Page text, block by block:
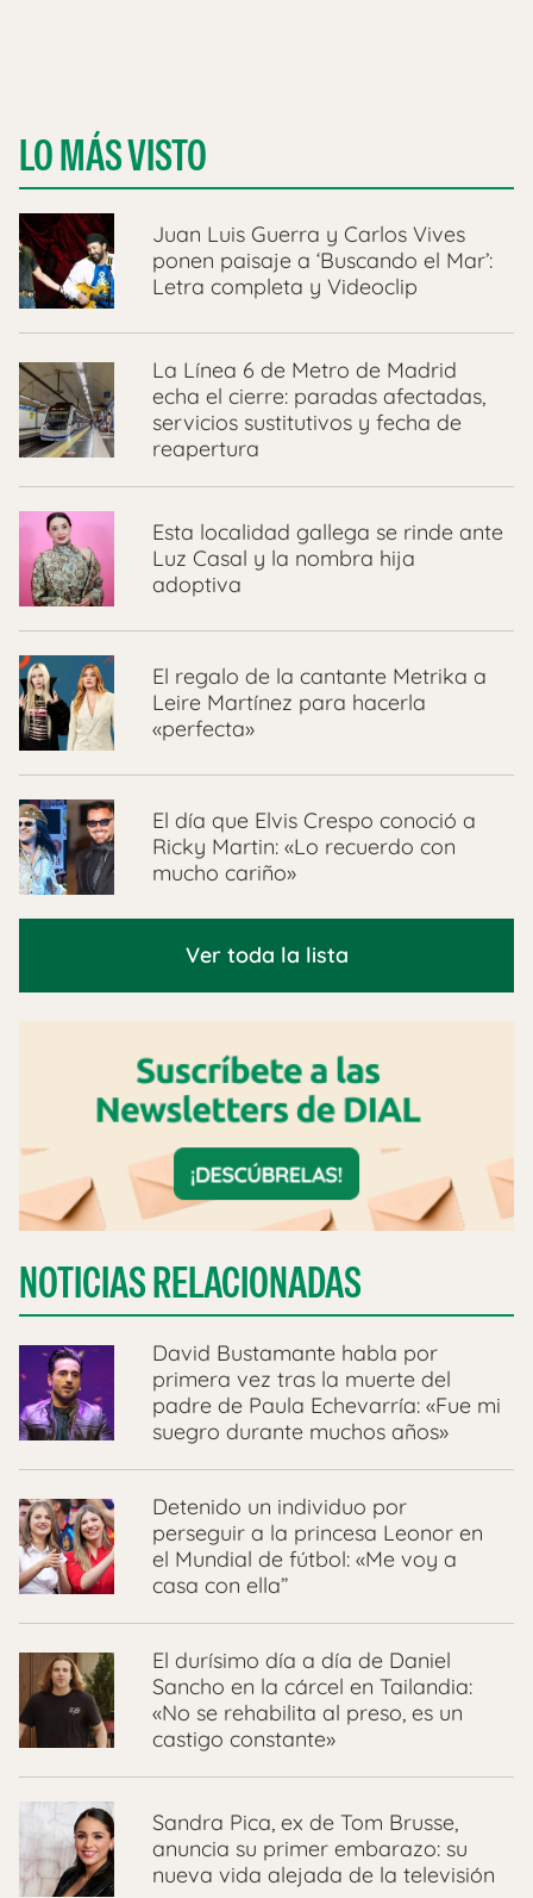
LO MÁS VISTO
Juan Luis Guerra y Carlos Vives
ponen paisaje a ‘Buscando el Mar’:
Letra completa y Videoclip
La Línea 6 de Metro de Madrid
echa el cierre: paradas afectadas,
servicios sustitutivos y fecha de
reapertura
Esta localidad gallega se rinde ante
Luz Casal y la nombra hija
adoptiva
El regalo de la cantante Metrika a
Leire Martínez para hacerla
«perfecta»
El día que Elvis Crespo conoció a
Ricky Martin: «Lo recuerdo con
mucho cariño»
Ver toda la lista
NOTICIAS RELACIONADAS
David Bustamante habla por
primera vez tras la muerte del
padre de Paula Echevarría: «Fue mi
suegro durante muchos años»
Detenido un individuo por
perseguir a la princesa Leonor en
el Mundial de fútbol: «Me voy a
casa con ella”
El durísimo día a día de Daniel
Sancho en la cárcel en Tailandia:
«No se rehabilita al preso, es un
castigo constante»
Sandra Pica, ex de Tom Brusse,
anuncia su primer embarazo: su
nueva vida alejada de la televisión